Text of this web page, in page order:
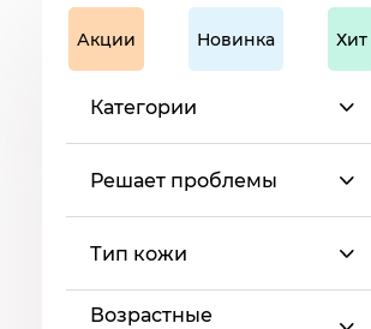
Акции Новинка Хит
Категории
Решает проблемы
Тип кожи
Возрастные